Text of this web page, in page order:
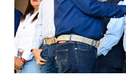
llevará este programa a
Asunción, Avenida
los edificios FOVISSSTE
Norias de Paso Hondo y en